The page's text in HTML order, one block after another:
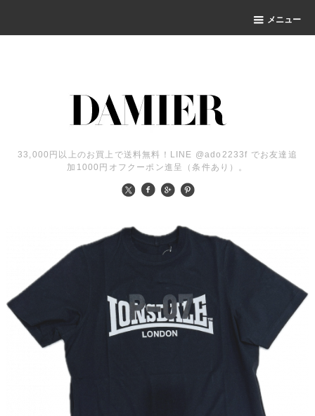
メニュー
33,000円以上のお買上で送料無料！LINE @ado2233f でお友達追
加1000円オフクーポン進呈（条件あり）。